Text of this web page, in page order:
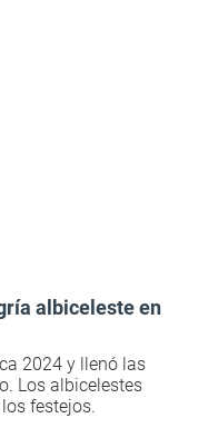
albiceleste en
2024 y llenó las
Los albicelestes
festejos.